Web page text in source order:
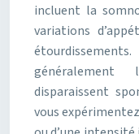
incluent la
variations
disparaissent
vous